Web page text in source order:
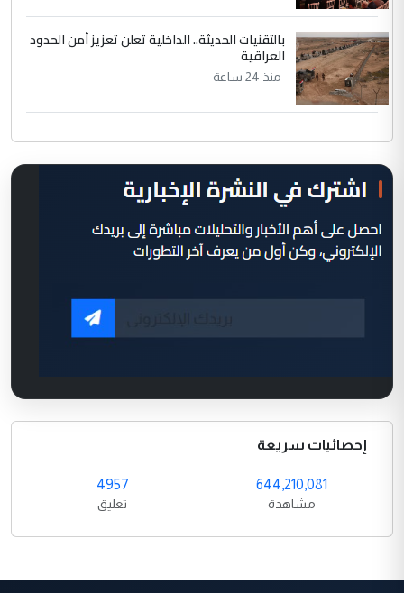
بالتقنيات الحديثة.. الداخلية تعلن تعزيز أمن الحدود
العراقية
منذ 24 ساعة
إحصائيات سريعة
644,210,081
مشاهدة
4957
تعليق